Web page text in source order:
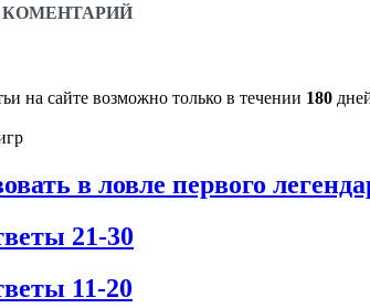
на сайте возможно только в течении 180
в ловле первого
21-30
11-20